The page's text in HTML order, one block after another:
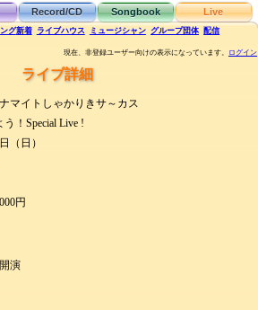
Record/CD Songbook Live
グ新着 ライブハウス ミュージシャン グループ団体 配信
現在、非登録ユーザー向けの表示になっています。 ログイン
ライブ詳細
マイトしゃかりきサ～カス
！Special Live !
（日）
円
演